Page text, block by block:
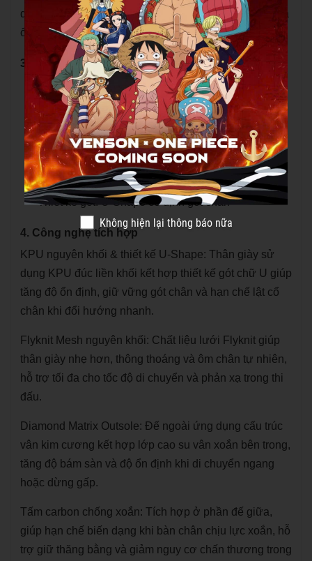
quá trình vận động liên tục, giúp duy trì sự thoải mái và
ổn định suốt trận đấu.
3. Thông số kỹ thuật
Size: 36 – 46
Đế giữa: EVA giảm chấn, đàn hồi cao
Đế ngoài: Cao su chuyên dụng chống trơn trượt
Cấu trúc hỗ trợ: Tấm carbon chống xoắn
Thiết kế gót: U-Shape cố định gót chân
4. Công nghệ tích hợp
KPU nguyên khối & thiết kế U-Shape: Thân giày sử
dụng KPU đúc liền khối kết hợp thiết kế gót chữ U giúp
tăng độ ổn định, giữ vững gót chân và hạn chế lật cổ
chân khi đổi hướng nhanh.
Flyknit Mesh nguyên khối: Chất liệu lưới Flyknit giúp
thân giày nhẹ hơn, thông thoáng và ôm chân tự nhiên,
hỗ trợ tối đa cho tốc độ di chuyển và phản xạ trong thi
đấu.
Diamond Matrix Outsole: Đế ngoài ứng dụng cấu trúc
vân kim cương kết hợp lớp cao su vân xoắn bên trong,
tăng độ bám sàn và độ ổn định khi di chuyển ngang
hoặc dừng gấp.
Tấm carbon chống xoắn: Tích hợp ở phần đế giữa,
giúp hạn chế biến dạng khi bàn chân chịu lực xoắn, hỗ
trợ giữ thăng bằng và giảm nguy cơ chấn thương trong
Không hiện lại thông báo nữa